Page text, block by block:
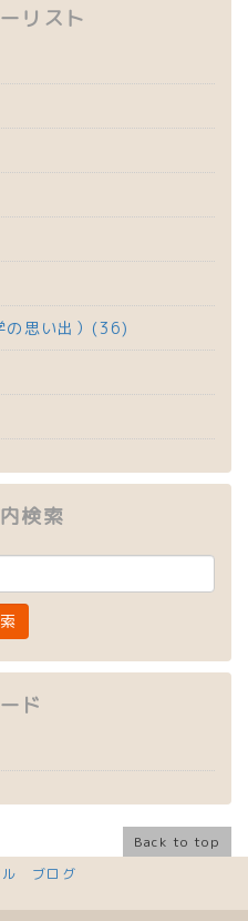
リスト
の思い出）(36)
検索
ド
Back to top
ル ブログ